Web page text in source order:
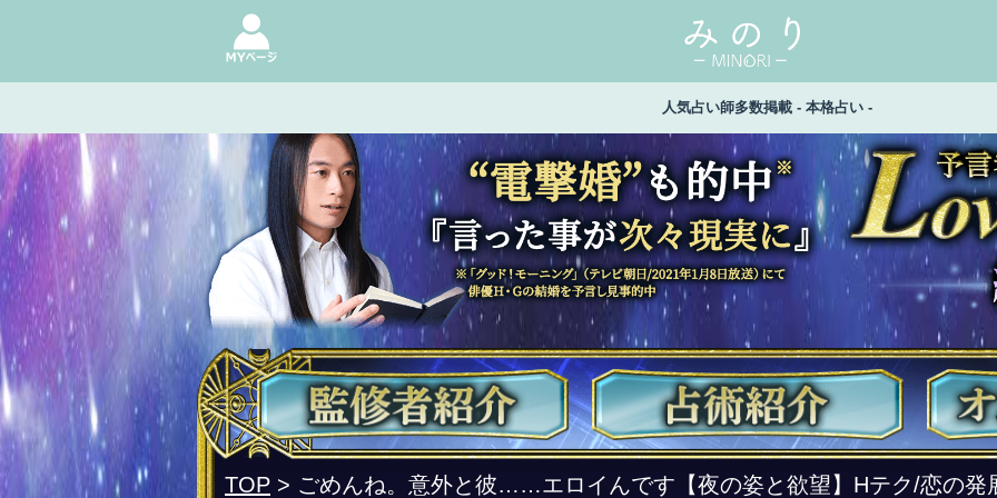
人気占い師多数掲載 - 本格占い -
TOP > ごめんね。意外と彼……エロイんです【夜の姿と欲望】Hテク/恋の発